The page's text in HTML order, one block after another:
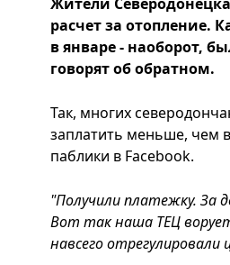
расчет за отопление.
в январе - наоборот,
говорят об обратном.
Так, многих
заплатить меньше, чем
паблики в Facebook.
"Получили платежку. За
Вот так наша ТЕЦ ворует
навсего